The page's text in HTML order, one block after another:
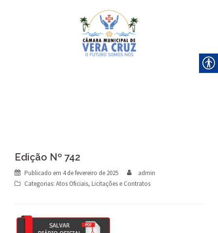
Edição Nº 742
Publicado em 4 de fevereiro de 2025
admin
Categorias: Atos Oficiais, Licitações e Contratos